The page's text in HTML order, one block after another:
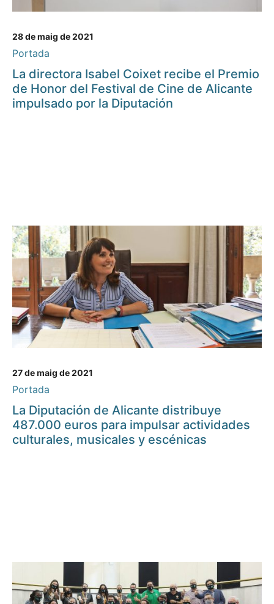
28 de maig de 2021
Portada
La directora Isabel Coixet recibe el Premio
de Honor del Festival de Cine de Alicante
impulsado por la Diputación
27 de maig de 2021
Portada
La Diputación de Alicante distribuye
487.000 euros para impulsar actividades
culturales, musicales y escénicas